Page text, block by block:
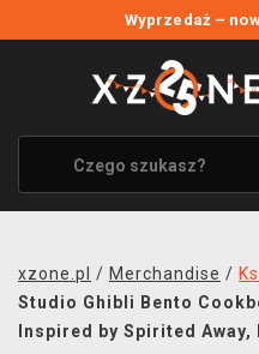
Wyprzedaż –
WYPRZEDAŻ
WSZYSTKIE MARKI
XZONE ORIGINALS
UBRANIA I AKCESORIA
SOUNDTRACKI
xzone.pl / Merchandise /
Studio Ghibli Bento
Inspired by Spirited Away,